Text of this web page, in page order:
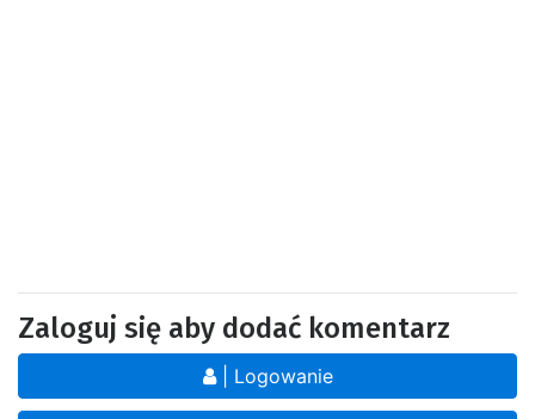
Zaloguj się aby dodać komentarz
| Logowanie